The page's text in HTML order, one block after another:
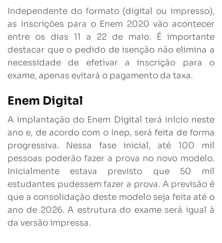
Independente do formato (digital ou impresso),
as inscrições para o Enem 2020 vão acontecer
entre os dias 11 a 22 de maio. É importante
destacar que o pedido de isenção não elimina a
necessidade de efetivar a inscrição para o
exame, apenas evitará o pagamento da taxa.
Enem Digital
A implantação do Enem Digital terá início neste
ano e, de acordo com o Inep, será feita de forma
progressiva. Nessa fase inicial, até 100 mil
pessoas poderão fazer a prova no novo modelo.
Inicialmente estava previsto que 50 mil
estudantes pudessem fazer a prova. A previsão é
que a consolidação deste modelo seja feita até o
ano de 2026. A estrutura do exame será igual à
da versão impressa.